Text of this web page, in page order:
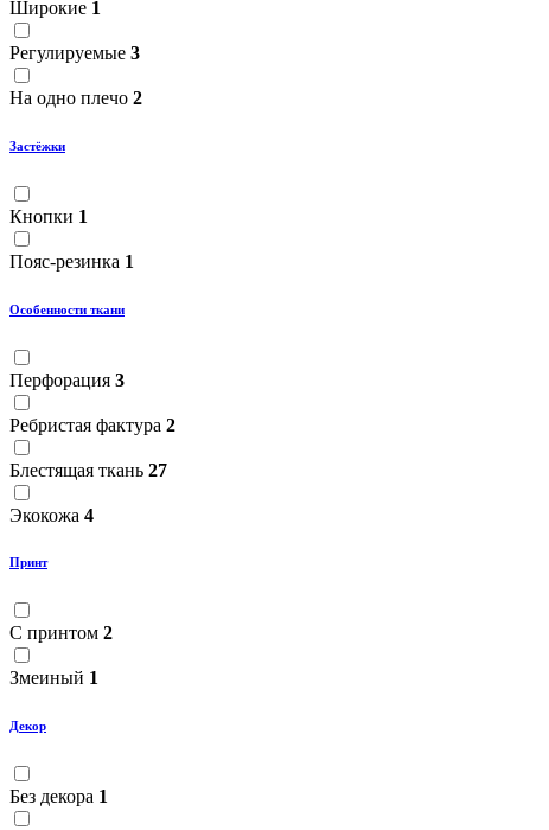
Широкие 1
Регулируемые 3
На одно плечо 2
Застёжки
Кнопки 1
Пояс-резинка 1
Особенности ткани
Перфорация 3
Ребристая фактура 2
Блестящая ткань 27
Экокожа 4
Принт
С принтом 2
Змеиный 1
Декор
Без декора 1